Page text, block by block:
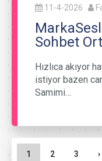
11-4-2026
Sohbet
Hızlıca akıyor
istiyor bazen
Samimi…
Sayfa gezinme
Geçerli Sayfa
1 Sayfa
2 Sayfa
3 ›